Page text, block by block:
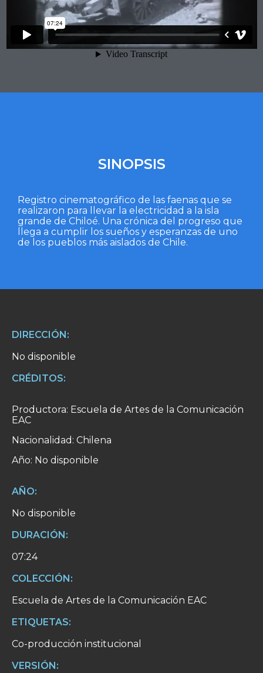
SINOPSIS
Registro cinematográfico de las faenas que se
realizaron para llevar la electricidad a la isla
grande de Chiloé. Una crónica del progreso que
llega a cumplir los sueños y esperanzas de uno
de los pueblos más aislados de Chile.
DIRECCIÓN:
No disponible
CRÉDITOS:
Productora: Escuela de Artes de la Comunicación
EAC
Nacionalidad: Chilena
Año: No disponible
AÑO:
No disponible
DURACIÓN:
07:24
COLECCIÓN:
Escuela de Artes de la Comunicación EAC
ETIQUETAS:
Co-producción institucional
VERSIÓN: